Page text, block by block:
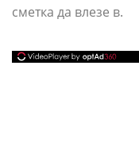
сметка да влезе в.